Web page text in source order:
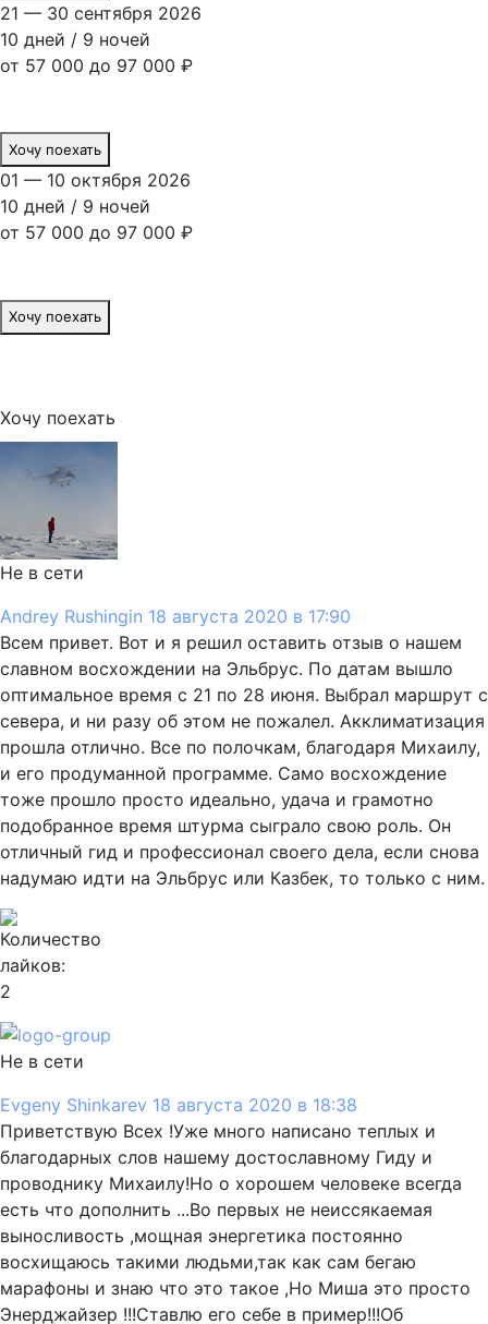
21 — 30 сентября 2026
10 дней / 9 ночей
от 57 000 до 97 000 ₽
Хочу поехать
01 — 10 октября 2026
10 дней / 9 ночей
от 57 000 до 97 000 ₽
Хочу поехать
Хочу поехать
Не в сети
Andrey Rushingin 18 августа 2020 в 17:90
Всем привет. Вот и я решил оставить отзыв о нашем
славном восхождении на Эльбрус. По датам вышло
оптимальное время с 21 по 28 июня. Выбрал маршрут с
севера, и ни разу об этом не пожалел. Акклиматизация
прошла отлично. Все по полочкам, благодаря Михаилу,
и его продуманной программе. Само восхождение
тоже прошло просто идеально, удача и грамотно
подобранное время штурма сыграло свою роль. Он
отличный гид и профессионал своего дела, если снова
надумаю идти на Эльбрус или Казбек, то только с ним.
2
Не в сети
Evgeny Shinkarev 18 августа 2020 в 18:38
Приветствую Всех !Уже много написано теплых и
благодарных слов нашему достославному Гиду и
проводнику Михаилу!Но о хорошем человеке всегда
есть что дополнить ...Во первых не неиссякаемая
выносливость ,мощная энергетика постоянно
восхищаюсь такими людьми,так как сам бегаю
марафоны и знаю что это такое ,Но Миша это просто
Энерджайзер !!!Ставлю его себе в пример!!!Об